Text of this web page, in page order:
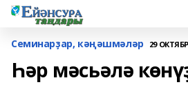
Семинарҙар, кәңәшмәләр 29
Һәр мәсьәлә